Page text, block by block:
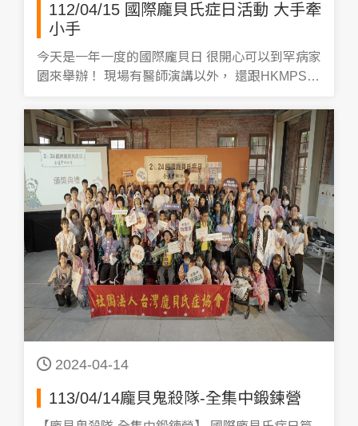
112/04/15 國際龐貝氏症日活動 大手牽
小手
今天是一年一度的國際龐貝日 很開心可以到罕病家
園來舉辦！ 現場有醫師演講以外， 還跟HKMPS -
受測者的心得。 看到他們使用新藥後明顯的進步！
真的滿滿都是感動 感動之餘，要感謝協助活動的哥
哥姊姊們，帶著我們一起做感恩卡片、蓋手印、闖
關，大小朋友們都玩得很高興 每個活動都非常好
玩！ 感謝各位演講的醫師及大小會員們共襄盛舉！
最後祝陳垣崇院士早日康復 感謝您對我們的付出
2024-04-14
113/04/14龐貝鬼殺隊-全集中鍛鍊營